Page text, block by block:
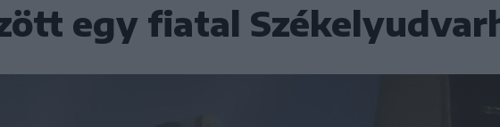
egy fiatal